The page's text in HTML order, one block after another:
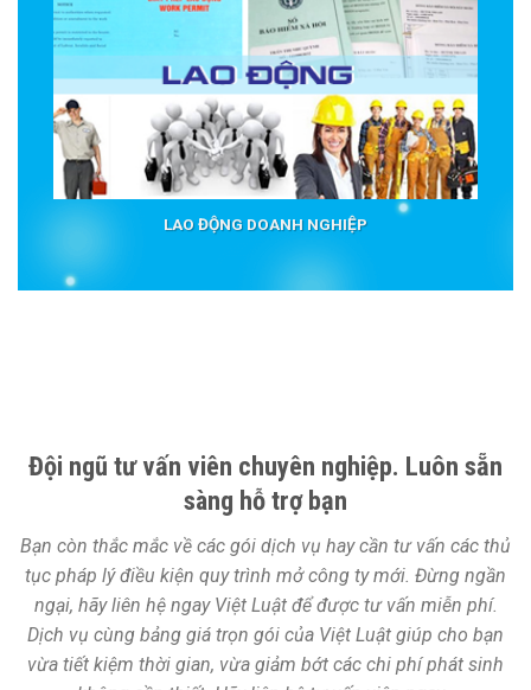
LAO ĐỘNG DOANH NGHIỆP
Đội ngũ tư vấn viên chuyên nghiệp. Luôn sẵn
sàng hỗ trợ bạn
Bạn còn thắc mắc về các gói dịch vụ hay cần tư vấn các thủ
tục pháp lý điều kiện quy trình mở công ty mới. Đừng ngần
ngại, hãy liên hệ ngay Việt Luật để được tư vấn miễn phí.
Dịch vụ cùng bảng giá trọn gói của Việt Luật giúp cho bạn
vừa tiết kiệm thời gian, vừa giảm bớt các chi phí phát sinh